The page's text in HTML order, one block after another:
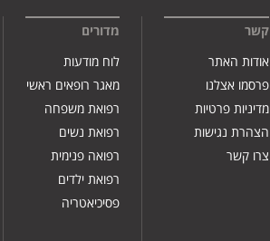
קשר
אודות האתר
פרסמו אצלנו
מדיניות פרטיות
הצהרת נגישות
צרו קשר
מדורים
לוח מודעות
מאגר רופאים ראשי
רפואת משפחה
רפואת נשים
רפואה פנימית
רפואת ילדים
פסיכיאטריה